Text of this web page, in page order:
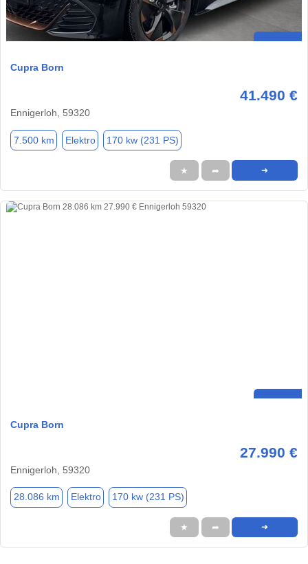
Cupra Born
41.490 €
Ennigerloh, 59320
7.500 km Elektro 170 kw (231 PS)
★ ➦ ➜
Cupra Born
27.990 €
Ennigerloh, 59320
28.086 km Elektro 170 kw (231 PS)
★ ➦ ➜